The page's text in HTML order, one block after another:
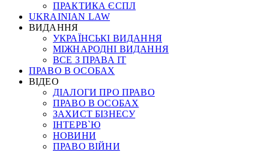
ПРАКТИКА ЄСПЛ
UKRAINIAN LAW
ВИДАННЯ
УКРАЇНСЬКІ ВИДАННЯ
МІЖНАРОДНІ ВИДАННЯ
ВСЕ З ПРАВА ІТ
ПРАВО В ОСОБАХ
ВІДЕО
ДІАЛОГИ ПРО ПРАВО
ПРАВО В ОСОБАХ
ЗАХИСТ БІЗНЕСУ
ІНТЕРВ`Ю
НОВИНИ
ПРАВО ВІЙНИ